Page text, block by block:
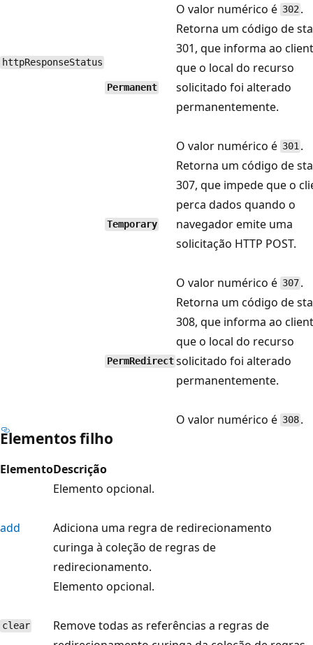
httpResponseStatus
O valor numérico é 302 .
Permanent
Retorna um código de
301, que informa ao
que o local do recurso
solicitado foi alterado
permanentemente.
O valor numérico é 301 .
Temporary
Retorna um código de
307, que impede que o
perca dados quando o
navegador emite uma
solicitação HTTP POST.
O valor numérico é 307 .
PermRedirect
Retorna um código de
308, que informa ao
que o local do recurso
solicitado foi alterado
permanentemente.
O valor numérico é 308 .
Elementos filho
ElementoDescrição
add
Elemento opcional.
Adiciona uma regra de redirecionamento
curinga à coleção de regras de
redirecionamento.
clear
Elemento opcional.
Remove todas as referências a regras de